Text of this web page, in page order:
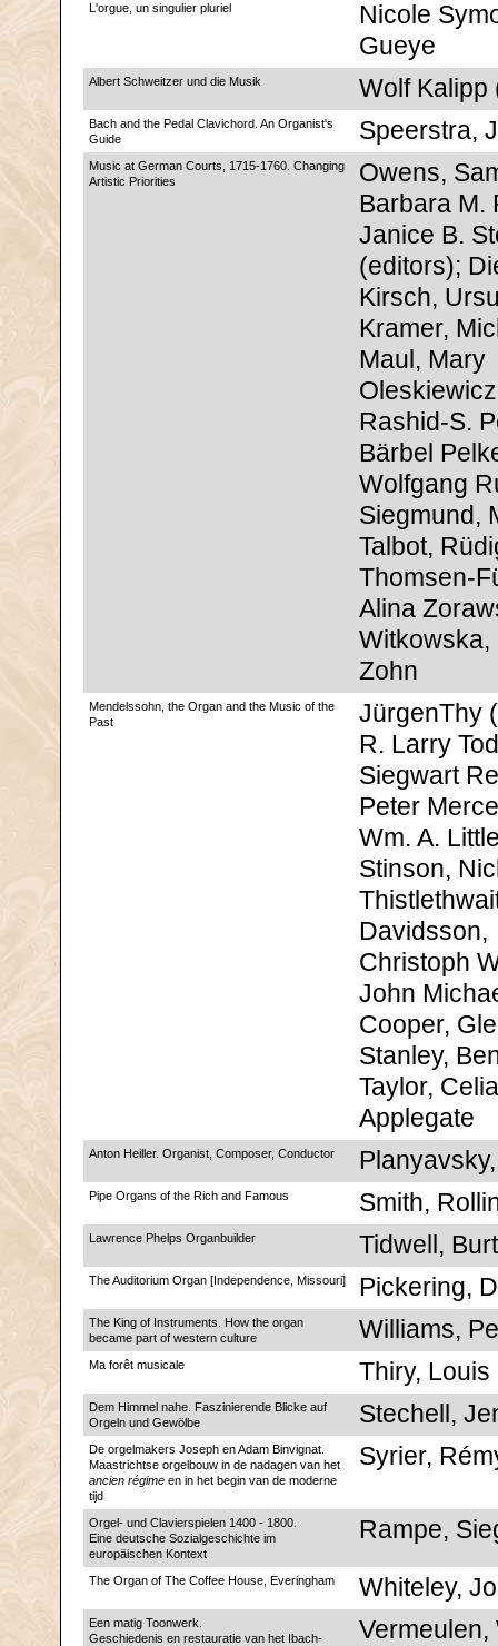
L'orgue, un singulier pluriel
Nicole
Gueye
Albert Schweitzer und die Musik Wolf Kalipp
Bach and the Pedal Clavichord. An Organist's
Guide
Speerstra,
Music at German Courts, 1715-1760. Changing
Artistic Priorities
Owens,
Barbara M.
Janice B.
(editors);
Kirsch,
Kramer,
Maul, Mary
Rashid-S.
Bärbel
Wolfgang
Siegmund,
Talbot,
Thomsen-
Alina
Witkowska,
Zohn
Mendelssohn, the Organ and the Music of the
Past
JürgenThy
R. Larry
Siegwart
Peter
Wm. A.
Stinson,
Davidsson,
Christoph
John
Cooper,
Stanley,
Taylor, Celia
Applegate
Anton Heiller. Organist, Composer, Conductor
Pipe Organs of the Rich and Famous Smith,
Lawrence Phelps Organbuilder Tidwell,
The Auditorium Organ [Independence, Missouri] Pickering,
The King of Instruments. How the organ
became part of western culture
Williams,
Ma forêt musicale Thiry, Louis
Dem Himmel nahe. Faszinierende Blicke auf
Orgeln und Gewölbe
Stechell,
De orgelmakers Joseph en Adam Binvignat.
Maastrichtse orgelbouw in de nadagen van het
ancien régime en in het begin van de moderne
tijd
Syrier,
Orgel- und Clavierspielen 1400 - 1800.
Eine deutsche Sozialgeschichte im
europäischen Kontext
Rampe,
The Organ of The Coffee House, Everingham Whiteley,
Een matig Toonwerk.
Geschiedenis en restauratie van het Ibach-
Vermeulen,